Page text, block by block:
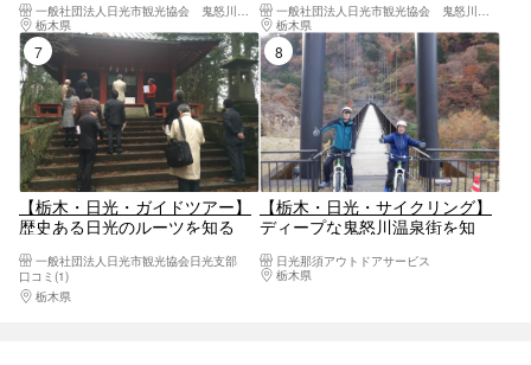
一般社団法人日光市観光協会 鬼怒川・川治支部
栃木県
日光・霧降高原・奥日光・中禅寺湖・今市
一般社団法人日光市観光協会 鬼怒川・川治支部
栃木県
【栃木・日光・ガイドツアー】
歴史ある日光のルーツを知る
一般社団法人日光市観光協会日光支部
口コミ(1)
栃木県
8位
【栃木・日光・サイクリング】
ディープな鬼怒川温泉街を知
日光那須アウトドアサービス
栃木県